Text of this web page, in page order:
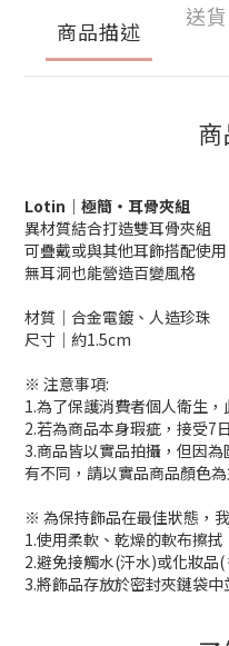
商品描述
送
Lotin ｜極簡‧耳骨夾組
異材質結合打造雙耳骨夾組
可疊戴或與其他耳飾搭配使用
無耳洞也能營造百變風格
材質│合金電鍍、人造珍珠
尺寸│約1.5cm
※ 注意事項:
1.為了保護消費者個人衛生，
2.若為商品本身瑕疵，接受7
3.商品皆以實品拍攝，但因
有不同，請以實品商品顏色為
※ 為保持飾品在最佳狀態，
1.使用柔軟、乾燥的軟布擦拭
2.避免接觸水(汗水)或化妝品
3.將飾品存放於密封夾鏈袋